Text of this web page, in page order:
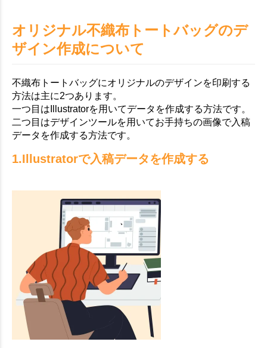
オリジナル不織布トートバッグのデ
ザイン作成について
不織布トートバッグにオリジナルのデザインを印刷する
方法は主に2つあります。
一つ目はIllustratorを用いてデータを作成する方法です。
二つ目はデザインツールを用いてお手持ちの画像で入稿
データを作成する方法です。
1.Illustratorで入稿データを作成する